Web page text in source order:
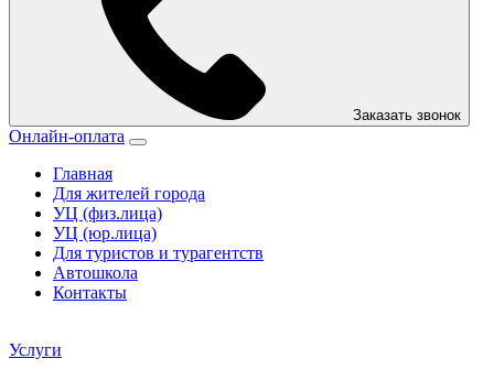
Заказать звонок
Онлайн-оплата
Главная
Для жителей города
УЦ (физ.лица)
УЦ (юр.лица)
Для туристов и турагентств
Автошкола
Контакты
Услуги